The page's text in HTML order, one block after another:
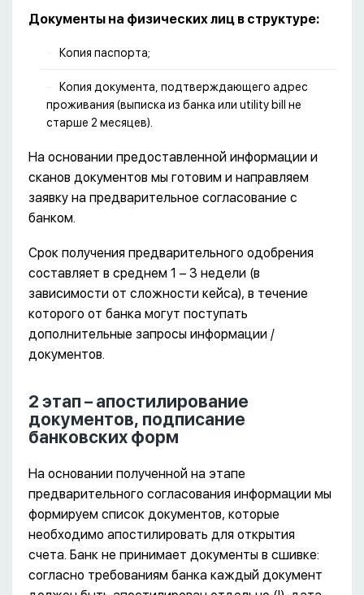
Документы на физических лиц в структуре:
Копия паспорта;
Копия документа, подтверждающего адрес
проживания (выписка из банка или utility bill не
старше 2 месяцев).
На основании предоставленной информации и
сканов документов мы готовим и направляем
заявку на предварительное согласование с
банком.
Срок получения предварительного одобрения
составляет в среднем 1 – 3 недели (в
зависимости от сложности кейса), в течение
которого от банка могут поступать
дополнительные запросы информации /
документов.
2 этап – апостилирование
документов, подписание
банковских форм
На основании полученной на этапе
предварительного согласования информации мы
формируем список документов, которые
необходимо апостилировать для открытия
счета. Банк не принимает документы в сшивке:
согласно требованиям банка каждый документ